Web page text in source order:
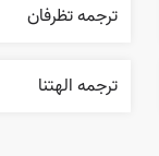
ترجمه تظرفان
ترجمه الهتنا